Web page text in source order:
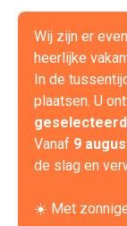
Wij zijn er
heerlijke
In de
plaatsen. U
Vanaf 9
de slag en
☀️ Met